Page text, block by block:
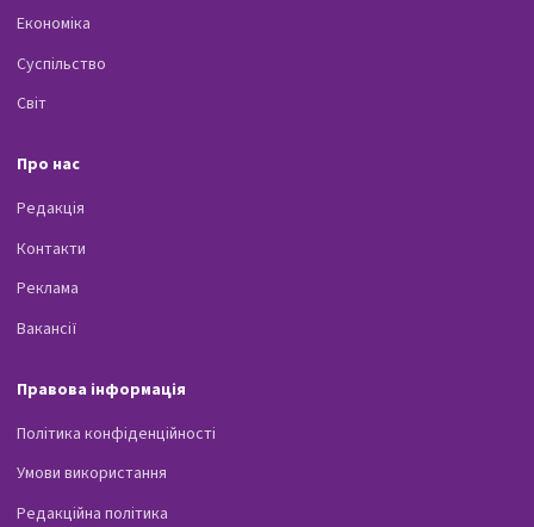
Економіка
Суспільство
Світ
Про нас
Редакція
Контакти
Реклама
Вакансії
Правова інформація
Політика конфіденційності
Умови використання
Редакційна політика